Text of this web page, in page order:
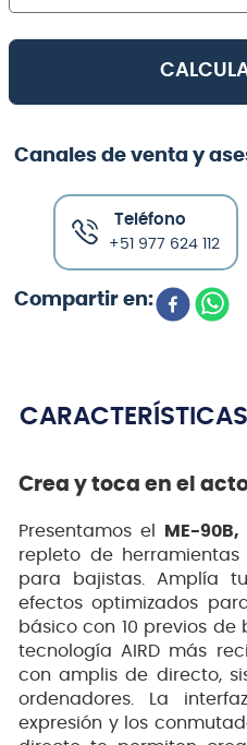
Canales de venta y
Teléfono
+51 977 624 112
Crea y toca en el
Presentamos el ME-90B,
repleto de
para bajistas. Amplía
efectos optimizados
básico con 10 previos
tecnología AIRD más
con amplis de directo,
ordenadores. La
expresión y los